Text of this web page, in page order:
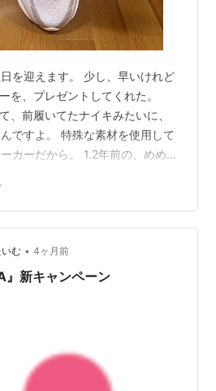
を迎えます。 少し、早いけれど
を、プレゼントしてくれた。
、前履いてたナイキみたいに、
ですよ。 特殊な素材を使用して
カーだから。 1.2年前の、めめこ
の注意を払って履いてる。 雨の
るけど、突然の天候不順で濡れ
ょっと凹むよね。 娘が、働くよ
プレゼントしてくれた靴だから
く頻度を、限定しているかも。
む • 4ヶ月前
新キャンペーン